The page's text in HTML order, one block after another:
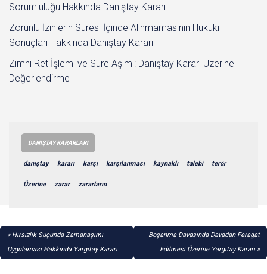
Sorumluluğu Hakkında Danıştay Kararı
Zorunlu İzinlerin Süresi İçinde Alınmamasının Hukuki
Sonuçları Hakkında Danıştay Kararı
Zımni Ret İşlemi ve Süre Aşımı: Danıştay Kararı Üzerine
Değerlendirme
DANIŞTAY KARARLARI
danıştay kararı karşı karşılanması kaynaklı talebi terör
Üzerine zarar zararların
YAZI
GEZINMESI
Hırsızlık Suçunda Zamanaşımı
Uygulaması Hakkında Yargıtay Kararı
Boşanma Davasında Davadan Feragat
Edilmesi Üzerine Yargıtay Kararı